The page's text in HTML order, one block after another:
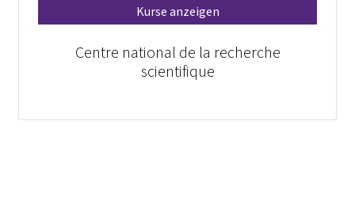
Kurse anzeigen
Centre national de la recherche
scientifique